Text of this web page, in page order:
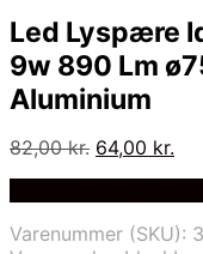
Led Lyspære
9w 890 Lm
Aluminium
82,00kr. Den
82,00 kr..
64,00 kr.
Varenummer (SKU):